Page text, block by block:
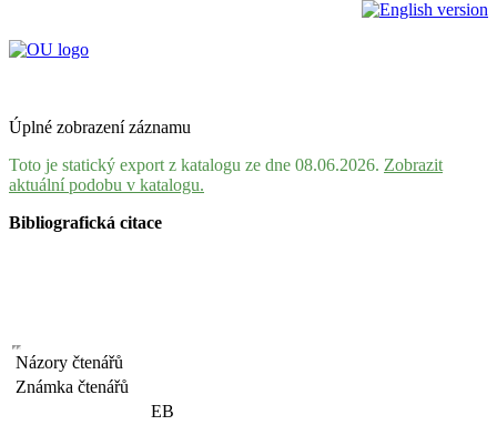
Úplné zobrazení záznamu
Toto je statický export z katalogu ze dne 08.06.2026. Zobrazit
aktuální podobu v katalogu.
Bibliografická citace
Názory čtenářů
Známka čtenářů
EB